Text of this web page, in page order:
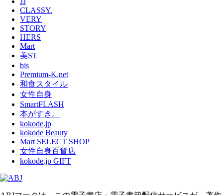
CLASSY.
VERY
STORY
HERS
Mart
美ST
bis
Premium-K.net
和食スタイル
女性自身
SmartFLASH
本がすき。
kokode.jp
kokode Beauty
Mart SELECT SHOP
女性自身百貨店
kokode.jp GIFT